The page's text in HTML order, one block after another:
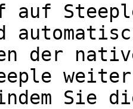
auf
der
Sie